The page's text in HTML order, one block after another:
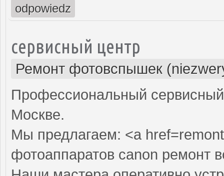
odpowiedz
сервисный центр
Ремонт фотовспышек
Профессиональный
Москве.
Мы предлагаем: <a
фотоаппаратов canon ремонт